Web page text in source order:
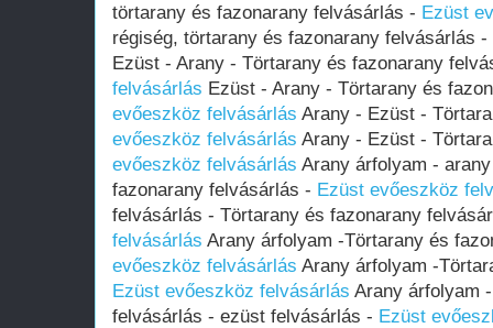
törtarany és fazonarany felvásárlás - Ezüst
régiség, törtarany és fazonarany felvásárlás -
Ezüst - Arany - Törtarany és fazonarany
felvásárlás Ezüst - Arany - Törtarany és
evőeszköz felvásárlás Arany - Ezüst -
evőeszköz felvásárlás Arany - Ezüst -
evőeszköz felvásárlás Arany árfolyam -
fazonarany felvásárlás - Ezüst evőeszköz
felvásárlás - Törtarany és fazonarany
felvásárlás Arany árfolyam -Törtarany és
evőeszköz felvásárlás Arany árfolyam -
Ezüst evőeszköz felvásárlás Arany árfolyam
felvásárlás - ezüst felvásárlás - Ezüst